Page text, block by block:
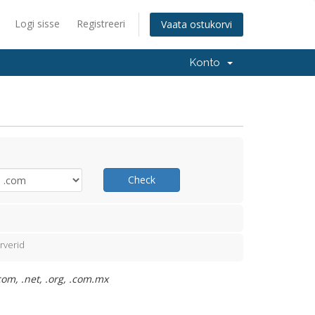
Logi sisse Registreeri Vaata ostukorvi
Konto
Check
.net, .org, .com.mx